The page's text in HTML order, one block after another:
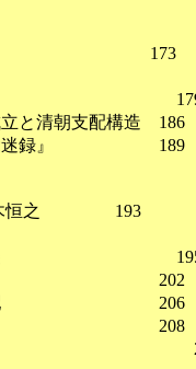
崇雄 173
確立
朝支配構造 186
覚迷録』 189
木恒之 193
の変遷
政策 202
支配 206
権化 208